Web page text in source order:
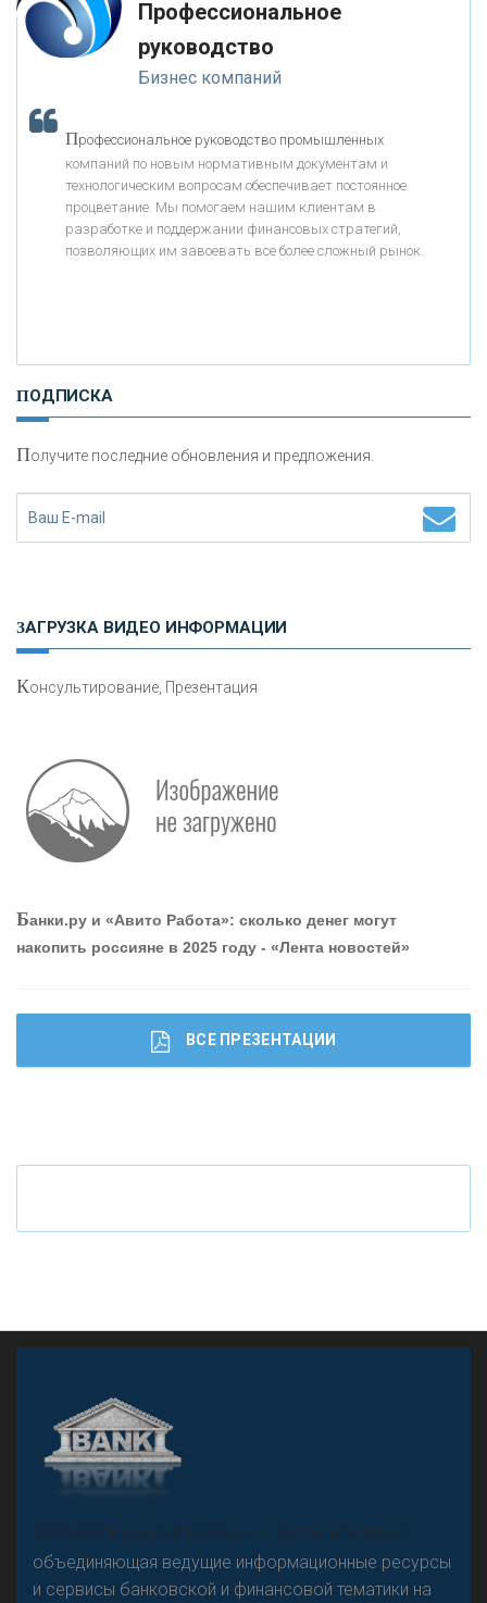
«МОСКОВСКИЙ КРЕДИТНЫЙ БАНК»
«АБСОЛЮТ БАНК»
«БАНК ВОЗРОЖДЕНИЕ»
АО «КРЕДИТ ЕВРОПА БАНК»
«НАЦИОНАЛЬНЫЙ КЛИРИНГОВЫЙ ЦЕНТР»
«ФК ОТКРЫТИЕ»
«ПРОМРЕГИОНБАНК»
ОНАС
КОНТАКТЫ
-- Люблю давать советы и очень не люблю, когда их дают мне.
Профессиональное
руководство
Бизнес компаний
Профессиональное руководство промышленных
компаний по новым нормативным документам и
технологическим вопросам обеспечивает постоянное
процветание. Мы помогаем нашим клиентам в
разработке и поддержании финансовых стратегий,
позволяющих им завоевать все более сложный рынок.
ПОДПИСКА
Получите последние обновления и предложения.
ЗАГРУЗКА ВИДЕО ИНФОРМАЦИИ
Консультирование, Презентация
Банки.ру и «Авито Работа»: сколько денег могут
накопить россияне в 2025 году - «Лента новостей»
ВСЕ ПРЕЗЕНТАЦИИ
«Н
овости Банков России» – группа компаний,
объединяющая ведущие информационные ресурсы
и сервисы банковской и финансовой тематики на